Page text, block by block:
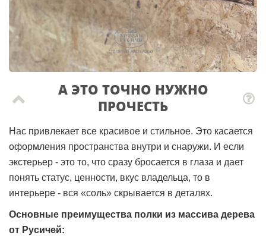
А ЭТО ТОЧНО НУЖНО
ПРОЧЕСТЬ
Нас привлекает все красивое и стильное. Это касается
оформления пространства внутри и снаружи. И если
экстерьер - это то, что сразу бросается в глаза и дает
понять статус, ценности, вкус владельца, то в
интерьере - вся «соль» скрывается в деталях.
Основные преимущества полки из массива дерева
от Русичей: